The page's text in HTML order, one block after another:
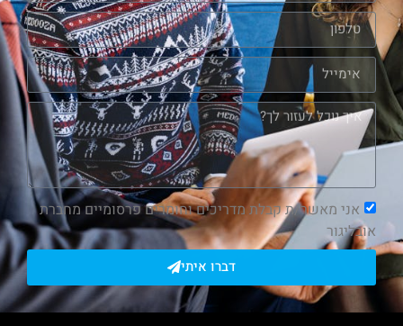
אני מאשר/ת קבלת מדריכים וחומרים פרסומיים מחברת
אובליגור
דברו איתי